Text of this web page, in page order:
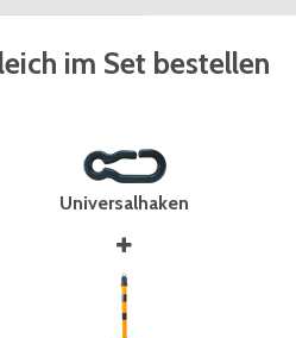
im Set bestellen
Universalhaken